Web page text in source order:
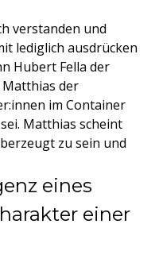
verstanden und
lediglich ausdrücken
Hubert Fella der
der
im Container
Matthias scheint
zu sein und
eines
einer